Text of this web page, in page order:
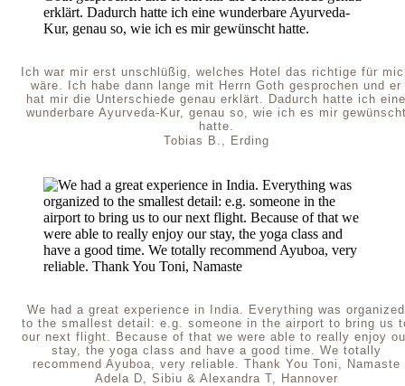
Ich war mir erst unschlüßig, welches Hotel das richtige für
wäre. Ich habe dann lange mit Herrn Goth gesprochen und er
hat mir die Unterschiede genau erklärt. Dadurch hatte ich eine
wunderbare Ayurveda-Kur, genau so, wie ich es mir
hatte.
Tobias B., Erding
We had a great experience in India. Everything was organized
to the smallest detail: e.g. someone in the airport to bring us
our next flight. Because of that we were able to really enjoy
stay, the yoga class and have a good time. We totally
recommend Ayuboa, very reliable. Thank You Toni, Namaste
Adela D, Sibiu & Alexandra T, Hannover